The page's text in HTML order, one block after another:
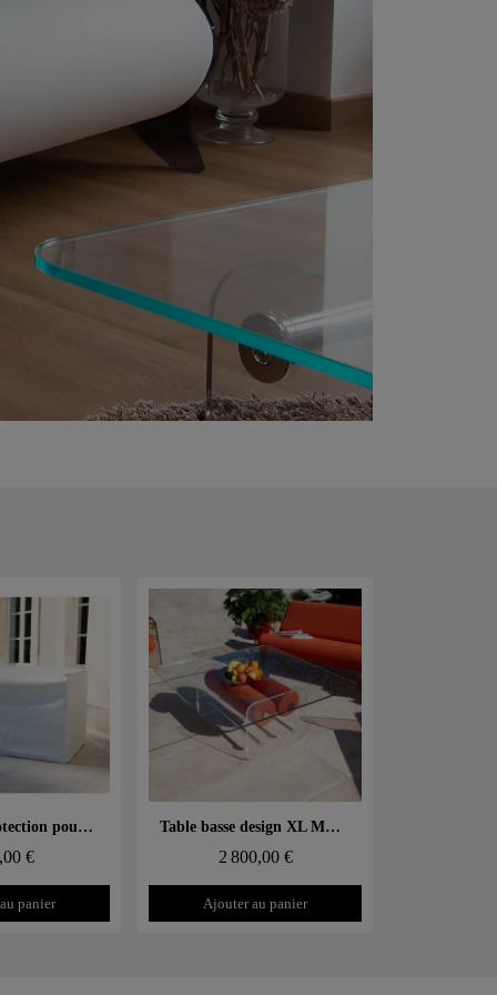
rapide Housse de protection pour canapé MW06
€
panier
Aperçu rapide Table basse design XL MW – Plateau en Verre, cylindre mousse alvéolaire
2 800,00 €
Ajouter au panier